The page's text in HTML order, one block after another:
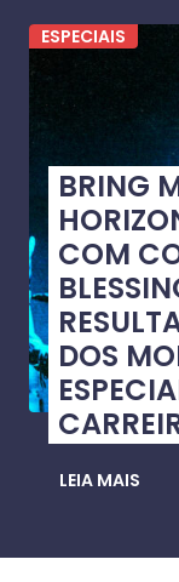
ESPECIAIS
BRING
COM
DOS
LEIA MAIS